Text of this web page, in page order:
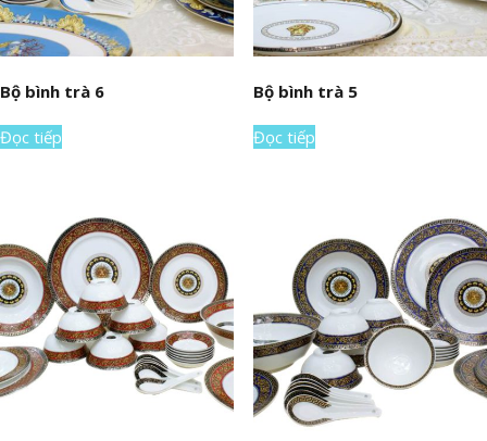
Bộ bình trà 6
Đọc tiếp
Bộ bình trà 5
Đọc tiếp